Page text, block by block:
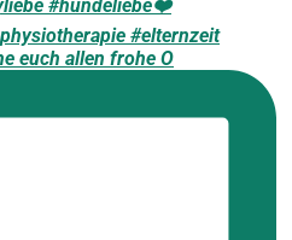
euch allen frohe O